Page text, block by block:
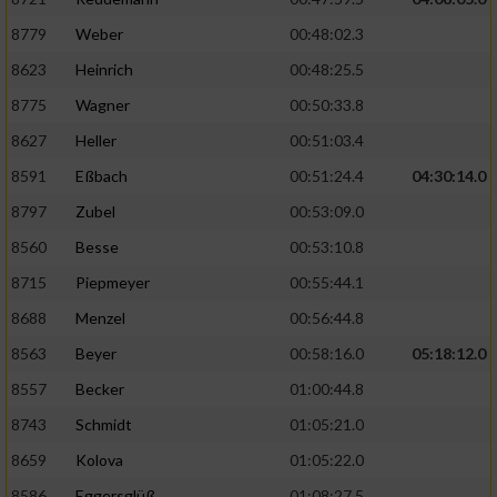
8779
Weber
00:48:02.3
8623
Heinrich
00:48:25.5
8775
Wagner
00:50:33.8
8627
Heller
00:51:03.4
8591
Eßbach 00:51:24.4
04:30:14.0
8797
Zubel
00:53:09.0
8560
Besse
00:53:10.8
8715
Piepmeyer
00:55:44.1
8688
Menzel
00:56:44.8
8563
Beyer 00:58:16.0
05:18:12.0
8557
Becker
01:00:44.8
8743
Schmidt
01:05:21.0
8659
Kolova
01:05:22.0
Erstellung von Profilen für personalisierte
Werbung
personalisierter Werbung
von Inhalten
personalisierter Inhalte
Messung der Werbeleistung
Messung der Performance von Inhalten
Analyse von Zielgruppen durch Statistiken
oder Kombinationen von Daten aus